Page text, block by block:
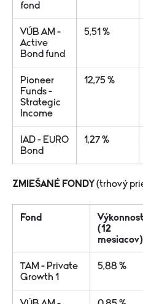
fond
VÚB AM -
Active
Bond fund
5,51 %
Pioneer
Funds -
Strategic
Income
12,75 %
IAD - EURO
Bond
1,27 %
ZMIEŠANÉ FONDY(trhový
Fond
(12
mesiacov)
TAM - Private
Growth 1
5,88 %